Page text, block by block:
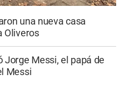
una nueva casa
Oliveros
Jorge Messi, el papá de
Messi